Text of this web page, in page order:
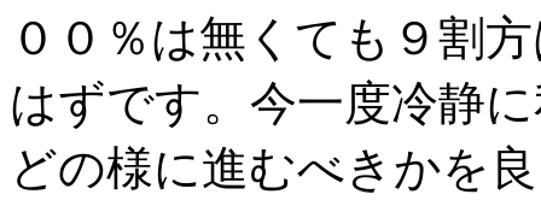
００％は無くても９割
はずです。今一度冷静
どの様に進むべきかを